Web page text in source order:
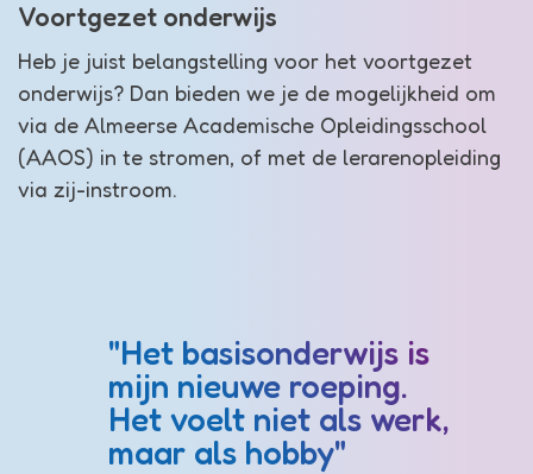
Voortgezet onderwijs
Heb je juist belangstelling voor het voortgezet
onderwijs? Dan bieden we je de mogelijkheid om
via de Almeerse Academische Opleidingsschool
(AAOS) in te stromen, of met de lerarenopleiding
via zij-instroom.
"Het basisonderwijs is
mijn nieuwe roeping.
Het voelt niet als werk,
maar als hobby"